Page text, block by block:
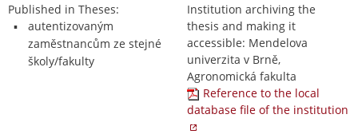
Published in Theses:
autentizovaným
zaměstnancům ze stejné
školy/fakulty
Institution archiving the
thesis and making it
accessible: Mendelova
univerzita v Brně,
Agronomická fakulta
Reference to the local
database file of the institution